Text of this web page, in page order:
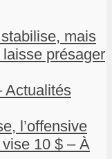
mais
laisse présager
Actualités
l’offensive
10 $ – À